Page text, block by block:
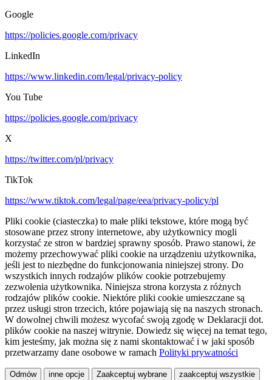
Google
https://policies.google.com/privacy
LinkedIn
https://www.linkedin.com/legal/privacy-policy
You Tube
https://policies.google.com/privacy
X
https://twitter.com/pl/privacy
TikTok
https://www.tiktok.com/legal/page/eea/privacy-policy/pl
Pliki cookie (ciasteczka) to małe pliki tekstowe, które mogą być
stosowane przez strony internetowe, aby użytkownicy mogli
korzystać ze stron w bardziej sprawny sposób. Prawo stanowi, że
możemy przechowywać pliki cookie na urządzeniu użytkownika,
jeśli jest to niezbędne do funkcjonowania niniejszej strony. Do
wszystkich innych rodzajów plików cookie potrzebujemy
zezwolenia użytkownika. Niniejsza strona korzysta z różnych
rodzajów plików cookie. Niektóre pliki cookie umieszczane są
przez usługi stron trzecich, które pojawiają się na naszych stronach.
W dowolnej chwili możesz wycofać swoją zgodę w Deklaracji dot.
plików cookie na naszej witrynie. Dowiedz się więcej na temat tego,
kim jesteśmy, jak można się z nami skontaktować i w jaki sposób
przetwarzamy dane osobowe w ramach Polityki prywatności
Odmów inne opcje Zaakceptuj wybrane zaakceptuj wszystkie